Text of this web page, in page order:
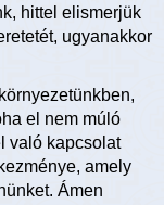
hittel elismerjük
ugyanakkor
el nem múló
való kapcsolat
amely
Ámen